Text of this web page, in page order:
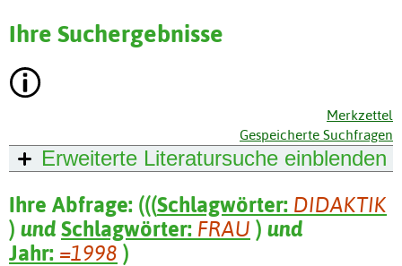
Ihre Suchergebnisse
Merkzettel
Gespeicherte Suchfragen
Erweiterte Literatursuche einblenden
Ihre Abfrage: (((Schlagwörter: DIDAKTIK
) und Schlagwörter: FRAU ) und
Jahr: =1998 )